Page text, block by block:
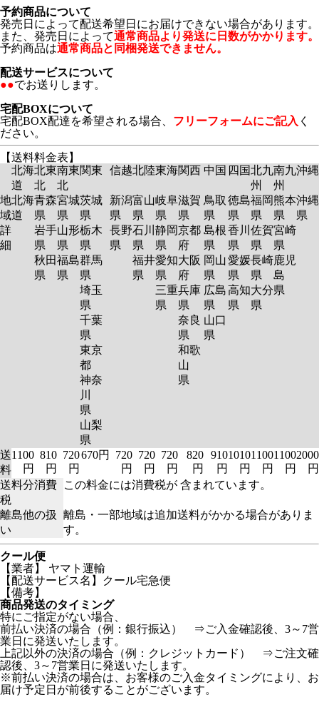
予約商品について
発売日によって配送希望日にお届けできない場合があります。
また、発売日によって通常商品より発送に日数がかかります。
予約商品は通常商品と同梱発送できません。
配送サービスについて
●●でお送りします。
宅配BOXについて
宅配BOX配達を希望される場合、 フリーフォームにご記入 く
ださい。
【送料料金表】
北海
道
北東
北
南東
北
関東 信越北陸東海関西 中国 四国北九
州
南九
州
沖縄
地
域
詳
細
北海
道
青森
県
岩手
県
秋田
県
宮城
県
山形
県
福島
県
茨城
県
栃木
県
群馬
県
埼玉
県
千葉
県
東京
都
神奈
川
県
山梨
県
新潟
県
長野
県
富山
県
石川
県
福井
県
岐阜
県
静岡
県
愛知
県
三重
県
滋賀
県
京都
府
大阪
府
兵庫
県
奈良
県
和歌
山
県
鳥取
県
島根
県
岡山
県
広島
県
山口
県
徳島
県
香川
県
愛媛
県
高知
県
福岡
県
佐賀
県
長崎
県
大分
県
熊本
県
宮崎
県
鹿児
島
県
沖縄
県
送
料
1100
円
810
円
720
円
670円
720
円
720
円
720
円
820
円
910
円
1010
円
1100
円
1100
円
2000
円
送料分消費
税
この料金には消費税が 含まれています。
離島他の扱
い
離島・一部地域は追加送料がかかる場合がありま
す。
クール便
【業者】 ヤマト運輸
【配送サービス名】クール宅急便
【備考】
商品発送のタイミング
特にご指定がない場合、
前払い決済の場合（例：銀行振込） ⇒ご入金確認後、3～7営
業日に発送いたします。
上記以外の決済の場合（例：クレジットカード） ⇒ご注文確
認後、3～7営業日に発送いたします。
※前払い決済の場合は、お客様のご入金タイミングにより、お
届け予定日が前後することがございます。